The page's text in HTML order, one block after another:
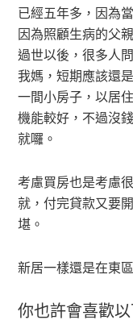
已經五年多，因為
因為照顧生病的父
過世以後，很多人
我媽，短期應該還
一間小房子，以居
機能較好，不過沒
就囉。
考慮買房也是考慮
就，付完貸款又要
堪。
新居一樣還是在東
你也許會喜歡